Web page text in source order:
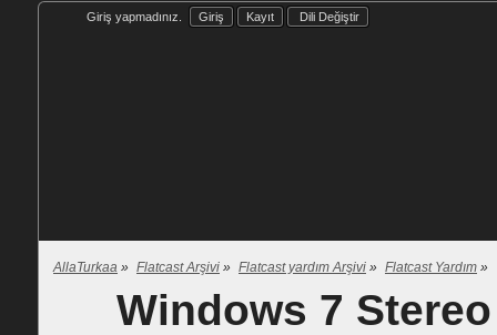
Giriş yapmadınız. Giriş Kayıt Dili Değiştir
AllaTurkaa » Flatcast Arşivi » Flatcast yardım Arşivi » Flatcast Yardım »
Windows 7